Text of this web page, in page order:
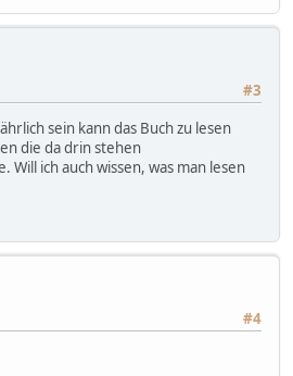
#3
sein kann das Buch zu lesen
die da drin stehen
Will ich auch wissen, was man lesen
#4